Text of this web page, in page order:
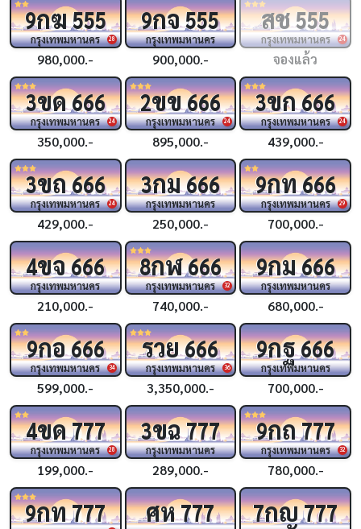
28
9กฆ555
กรุงเทพมหานคร
980,000.-
9กจ555
กรุงเทพมหานคร
900,000.-
24
สช555
กรุงเทพมหานคร
จองแล้ว
24
3ขด666
กรุงเทพมหานคร
350,000.-
24
2ขข666
กรุงเทพมหานคร
895,000.-
24
3ขก666
กรุงเทพมหานคร
439,000.-
24
3ขถ666
กรุงเทพมหานคร
429,000.-
3กม666
กรุงเทพมหานคร
250,000.-
29
9กท666
กรุงเทพมหานคร
700,000.-
4ขจ666
กรุงเทพมหานคร
210,000.-
32
8กฬ666
กรุงเทพมหานคร
740,000.-
9กม666
กรุงเทพมหานคร
680,000.-
34
9กอ666
กรุงเทพมหานคร
599,000.-
36
รวย666
กรุงเทพมหานคร
3,350,000.-
9กฐ666
กรุงเทพมหานคร
700,000.-
28
4ขด777
กรุงเทพมหานคร
199,000.-
3ขฉ777
กรุงเทพมหานคร
289,000.-
32
9กถ777
กรุงเทพมหานคร
780,000.-
9กท777 ศห777 7กญ777